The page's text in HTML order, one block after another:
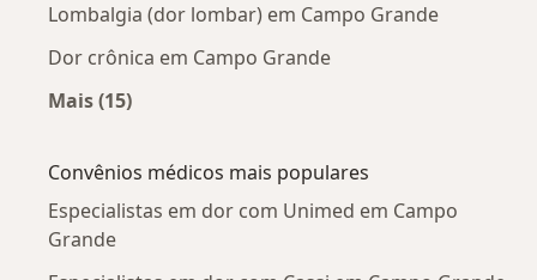
Lombalgia (dor lombar) em Campo Grande
Dor crônica em Campo Grande
Mais (15)
Convênios médicos mais populares
Especialistas em dor com Unimed em Campo
Grande